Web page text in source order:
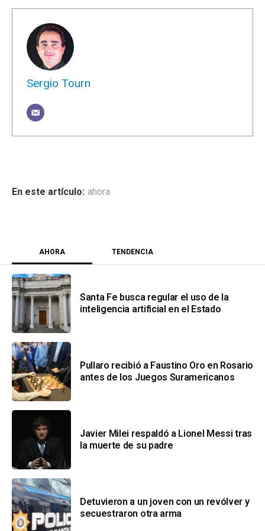
Sergio Tourn
ahora
AHORA TENDENCIA
Santa Fe busca regular el uso de la
inteligencia artificial en el Estado
Pullaro recibió a Faustino Oro en Rosario
antes de los Juegos Suramericanos
Javier Milei respaldó a Lionel Messi tras
la muerte de su padre
Detuvieron a un joven con un revólver y
secuestraron otra arma